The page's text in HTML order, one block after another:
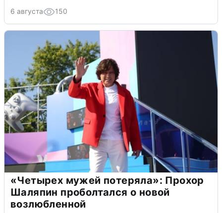
6 августа 150
«Четырех мужей потеряла»: Прохор
Шаляпин проболтался о новой
возлюбленной